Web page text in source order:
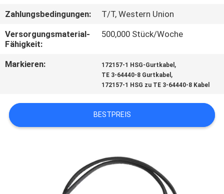
RECHTSSACHEN
BITTE
EIN
ANGEBOT
DATENSCHUTZRICHTLINIE
Zahlungsbedingungen:
T/T, Western Union
Versorgungsmaterial-
Fähigkeit:
500,000 Stück/Woche
Markieren: 172157-1 HSG-Gurtkabel ,
TE 3-64440-8 Gurtkabel ,
172157-1 HSG zu TE 3-64440-8 Kabel
BESTPREIS